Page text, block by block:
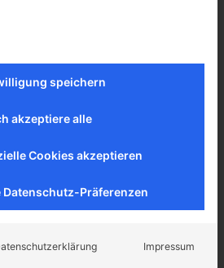
speichern
akzeptiere alle
Cookies akzeptieren
Präferenzen
Impressum